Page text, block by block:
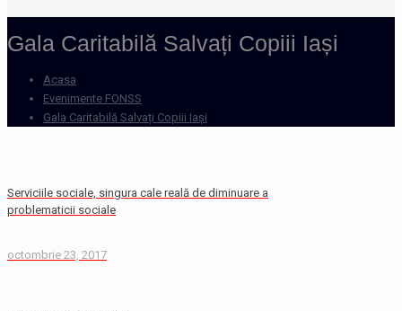
Gala Caritabilă Salvați Copiii Iași
Acasa
Evenimente FONSS
Gala Caritabilă Salvați Copiii Iași
Serviciile sociale, singura cale reală de diminuare a
problematicii sociale
octombrie 23, 2017